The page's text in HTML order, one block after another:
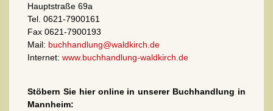
Hauptstraße 69a
Tel. 0621-7900161
Fax 0621-7900193
Mail: buchhandlung@waldkirch.de
Internet: www.buchhandlung-waldkirch.de
Stöbern Sie hier online in unserer Buchhandlung in
Mannheim: